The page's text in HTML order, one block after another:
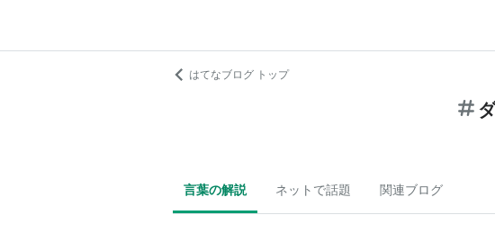
はてなブログ トップ
言葉の解説 ネットで話題 関連ブログ